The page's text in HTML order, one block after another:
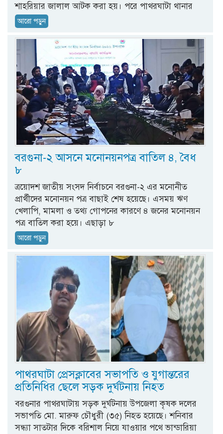
শাহরিয়ার জালাল আটক করা হয়। পরে পাথরঘাটা থানার
আরো পড়ুন
বরগুনা-২ আসনে মনোনয়নপত্র বাতিল ৪, বৈধ
৮
ত্রয়োদশ জাতীয় সংসদ নির্বাচনে বরগুনা-২ এর মনোনীত
প্রার্থীদের মনোনয়ন পত্র বাছাই শেষ হয়েছে। এসময় ঋণ
খেলাপি, মামলা ও তথ্য গোপনের কারণে ৪ জনের মনোনয়ন
পত্র বাতিল করা হয়ে। এছাড়া ৮
আরো পড়ুন
পাথরঘাটা প্রেসক্লাবের সভাপতি ও যুগান্তরের
প্রতিনিধির ছেলে সড়ক দুর্ঘটনায় নিহত
বরগুনার পাথরঘাটায় সড়ক দুর্ঘটনায় উপজেলা কৃষক দলের
সভাপতি মো. মারুফ চৌধুরী (৩৫) নিহত হয়েছে। শনিবার
সন্ধ্যা সাতটার দিকে বরিশাল নিয়ে যাওয়ার পথে ভান্ডারিয়া